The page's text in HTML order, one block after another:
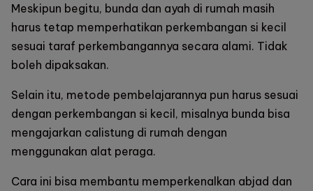
Meskipun begitu, bunda dan ayah di rumah masih
harus tetap memperhatikan perkembangan si kecil
sesuai taraf perkembangannya secara alami. Tidak
boleh dipaksakan.
Selain itu, metode pembelajarannya pun harus sesuai
dengan perkembangan si kecil, misalnya bunda bisa
mengajarkan calistung di rumah dengan
menggunakan alat peraga.
Cara ini bisa membantu memperkenalkan abjad dan